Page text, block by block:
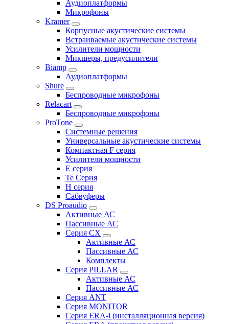
Аудиоплатформы
Микрофоны
Kramer
Корпусные акустические системы
Встраиваемые акустические системы
Усилители мощности
Микшеры, предусилители
Biamp
Аудиоплатформы
Shure
Беспроводные микрофоны
Relacart
Беспроводные микрофоны
ProTone
Системные решения
Универсальные акустические системы
Компактная F серия
Усилители мощности
E серия
Te Серия
H серия
Сабвуферы
DS Proaudio
Активные АС
Пассивные АС
Серия CX
Активные АС
Пассивные АС
Комплекты
Серия PILLAR
Активные АС
Пассивные АС
Серия ANT
Серия MONITOR
Серия ERA-i (инсталляционная версия)